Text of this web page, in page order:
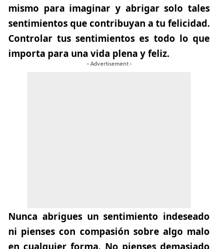
mismo para imaginar y abrigar solo tales
sentimientos que contribuyan a tu felicidad.
Controlar tus sentimientos es todo lo que
importa para una vida plena y feliz.
- Advertisement -
Nunca abrigues un sentimiento indeseado
ni pienses con compasión sobre algo malo